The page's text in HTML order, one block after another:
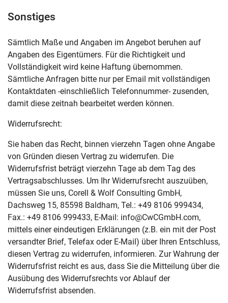
Sonstiges
Sämtlich Maße und Angaben im Angebot beruhen auf
Angaben des Eigentümers. Für die Richtigkeit und
Vollständigkeit wird keine Haftung übernommen.
Sämtliche Anfragen bitte nur per Email mit vollständigen
Kontaktdaten -einschließlich Telefonnummer- zusenden,
damit diese zeitnah bearbeitet werden können.
Widerrufsrecht:
Sie haben das Recht, binnen vierzehn Tagen ohne Angabe
von Gründen diesen Vertrag zu widerrufen. Die
Widerrufsfrist beträgt vierzehn Tage ab dem Tag des
Vertragsabschlusses. Um Ihr Widerrufsrecht auszuüben,
müssen Sie uns, Corell & Wolf Consulting GmbH,
Dachsweg 15, 85598 Baldham, Tel.: +49 8106 999434,
Fax.: +49 8106 999433, E-Mail: info@CwCGmbH.com,
mittels einer eindeutigen Erklärungen (z.B. ein mit der Post
versandter Brief, Telefax oder E-Mail) über Ihren Entschluss,
diesen Vertrag zu widerrufen, informieren. Zur Wahrung der
Widerrufsfrist reicht es aus, dass Sie die Mitteilung über die
Ausübung des Widerrufsrechts vor Ablauf der
Widerrufsfrist absenden.